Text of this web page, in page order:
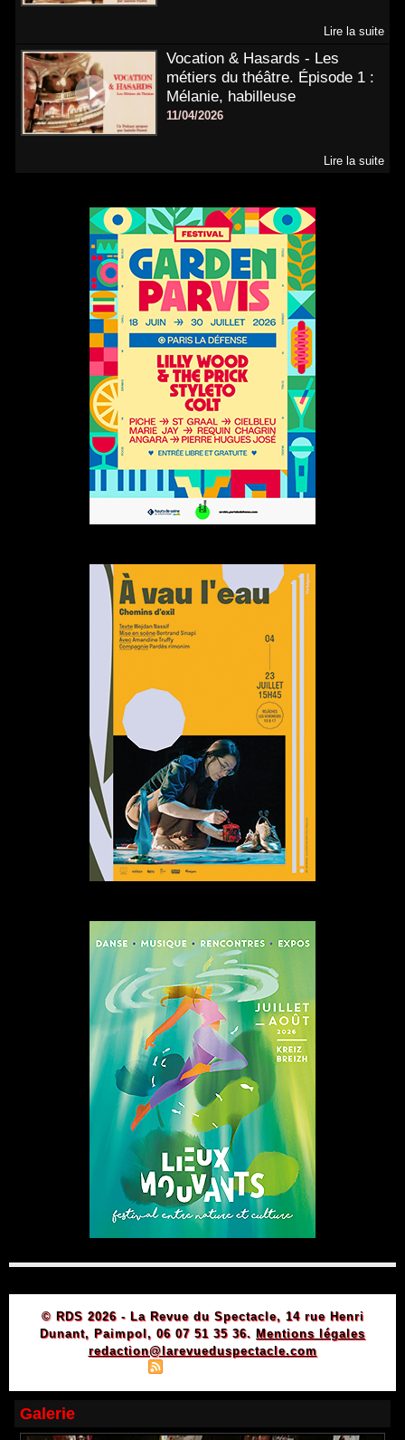
Lire la suite
Vocation & Hasards - Les
métiers du théâtre. Épisode 1 :
Mélanie, habilleuse
11/04/2026
Lire la suite
© RDS 2026 - La Revue du Spectacle, 14 rue Henri
Dunant, Paimpol, 06 07 51 35 36. Mentions légales
redaction@larevueduspectacle.com
Galerie